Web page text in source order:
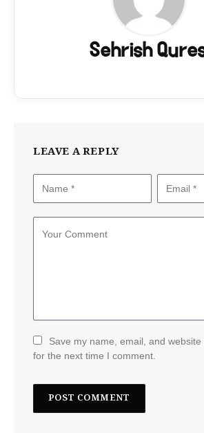
Sehrish
LEAVE A REPLY
Save my name, email, and
for the next time I comment.